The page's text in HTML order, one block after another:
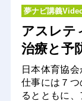
夢ナビ講義
アスレテ
治療と予
日本体育協
仕事には７
るとともに